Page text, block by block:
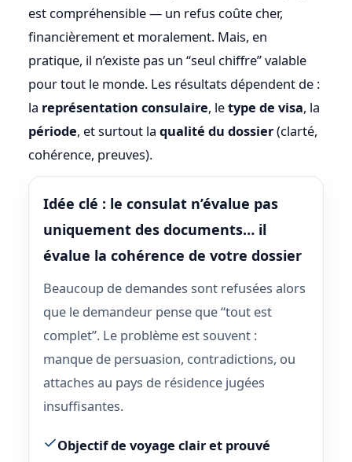
est compréhensible — un refus coûte cher,
financièrement et moralement. Mais, en
pratique, il n’existe pas un “seul chiffre” valable
pour tout le monde. Les résultats dépendent de :
la représentation consulaire, letype de visa, la
période, et surtout la qualité du dossier(clarté,
cohérence, preuves).
Idée clé : le consulat n’évalue pas
uniquement des documents… il
évalue la cohérence de votre dossier
Beaucoup de demandes sont refusées alors
que le demandeur pense que “tout est
complet”. Le problème est souvent :
manque de persuasion, contradictions, ou
attaches au pays de résidence jugées
insuffisantes.
Objectif de voyage clair et prouvé